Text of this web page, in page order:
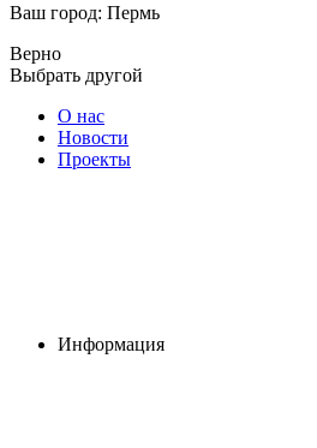
Ваш город: Пермь
Верно
Выбрать другой
О нас
Новости
Проекты
Информация